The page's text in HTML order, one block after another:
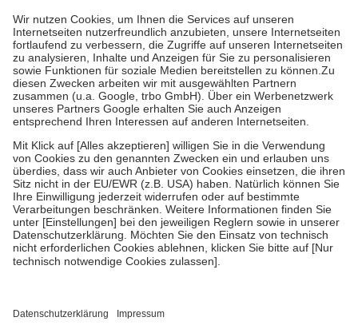
höchstens zehn Euro.
Es sind jedoch nie mehr als die tatsächlichen
Kosten der Leistung zu entrichten.
Diese Regeln gelten grundsätzlich auch für Online-Apotheken.
Bei Heilmitteln und häuslicher Krankenpflege beträgt die
Zuzahlung zehn Prozent der Kosten sowie zehn Euro je
Verordnung.
Um das Engagement der Versicherten für ihre eigene Gesundheit zu
stärken und die besondere Stellung der Familie zu unterstützen,
fallenkeine Zuzahlungenan bei:
• Kindern und Jugendlichen bis zum vollendeten 18. Lebensjahr
mit Ausnahme der Fahrkosten
• Untersuchungen zur Vorsorge und Früherkennung, die von der
GKV getragen werden
• empfohlenen Schutzimpfungen
• Harn- und Blutteststreifen
getroffen, um sicherzustellen, dass es sich um echte Bewertungen